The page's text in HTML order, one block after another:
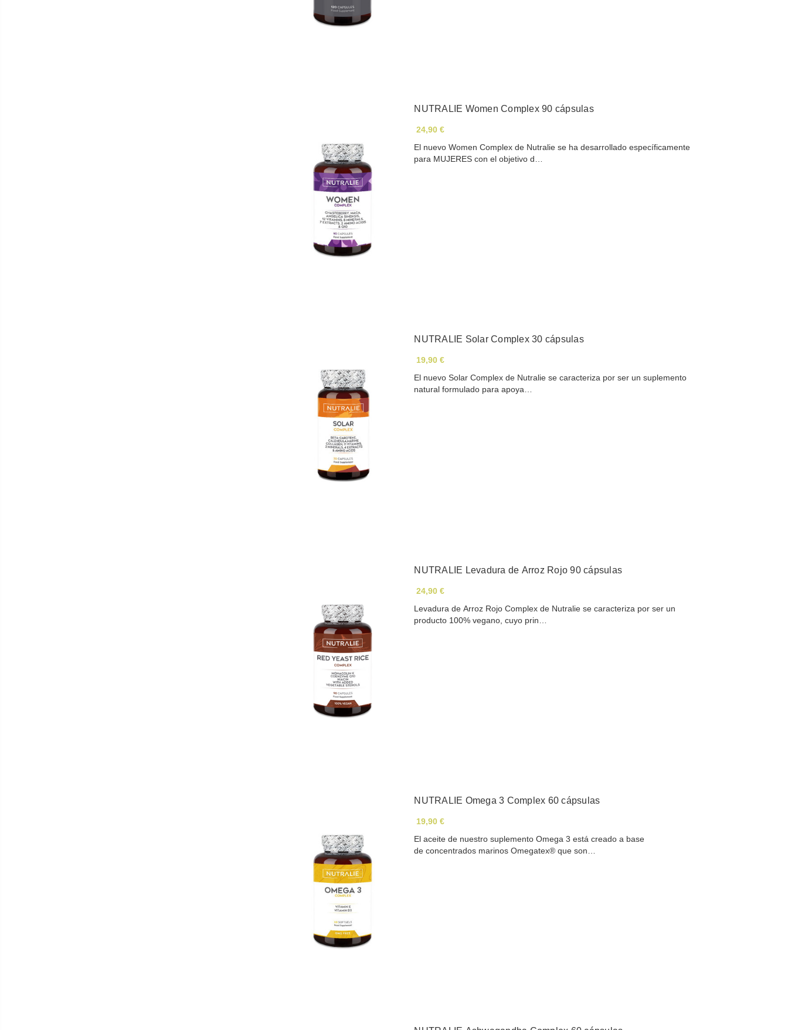
NUTRALIE Women Complex 90 cápsulas
24,90 €
El nuevo Women Complex de Nutralie se ha desarrollado específicamente
para MUJERES con el objetivo d…
NUTRALIE Solar Complex 30 cápsulas
19,90 €
El nuevo Solar Complex de Nutralie se caracteriza por ser un suplemento
natural formulado para apoya…
NUTRALIE Levadura de Arroz Rojo 90 cápsulas
24,90 €
Levadura de Arroz Rojo Complex de Nutralie se caracteriza por ser un
producto 100% vegano, cuyo prin…
NUTRALIE Omega 3 Complex 60 cápsulas
19,90 €
El aceite de nuestro suplemento Omega 3 está creado a base
de concentrados marinos Omegatex® que son…